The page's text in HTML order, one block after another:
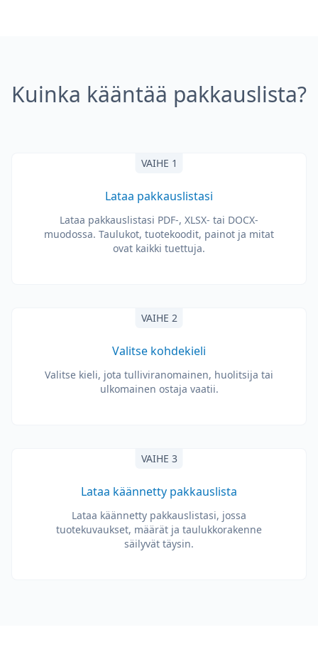
Kuinka kääntää pakkauslista?
VAIHE 1
Lataa pakkauslistasi
Lataa pakkauslistasi PDF-, XLSX- tai DOCX-
muodossa. Taulukot, tuotekoodit, painot ja mitat
ovat kaikki tuettuja.
VAIHE 2
Valitse kohdekieli
Valitse kieli, jota tulliviranomainen, huolitsija tai
ulkomainen ostaja vaatii.
VAIHE 3
Lataa käännetty pakkauslista
Lataa käännetty pakkauslistasi, jossa
tuotekuvaukset, määrät ja taulukkorakenne
säilyvät täysin.